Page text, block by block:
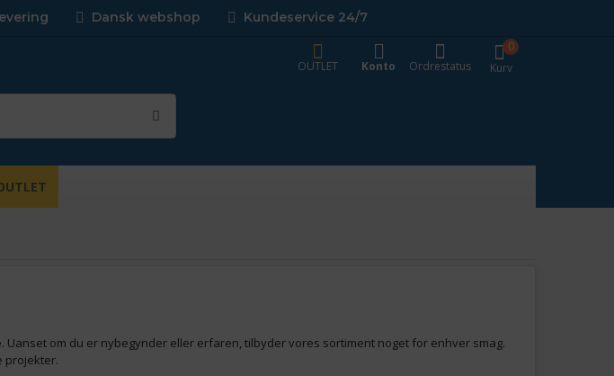
Dansk webshop Kundeservice 24/7
Kurv
0
OUTLET
Konto Ordrestatus
om du er nybegynder eller erfaren, tilbyder vores sortiment noget for enhver smag.
projekter.